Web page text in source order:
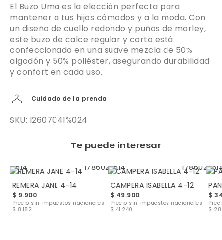
El Buzo Uma es la elección perfecta para
mantener a tus hijos cómodos y a la moda. Con
un diseño de cuello redondo y puños de morley,
este buzo de calce regular y corto está
confeccionado en una suave mezcla de 50%
algodón y 50% poliéster, asegurando durabilidad
y confort en cada uso.
Cuidado de la prenda
SKU: I2607041%024
Te puede interesar
REMERA JANE 4-14
$ 9.900
Precio sin impuestos nacionales
$ 8.182
CAMPERA ISABELLA 4-12
$ 49.900
Precio sin impuestos nacionales
$ 41.240
$
$